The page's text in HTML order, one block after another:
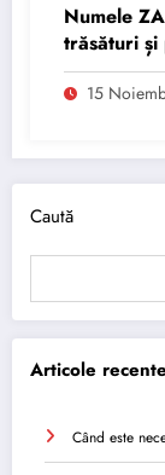
Numele
trăsături și
15
Caută
Articole recente
Când este